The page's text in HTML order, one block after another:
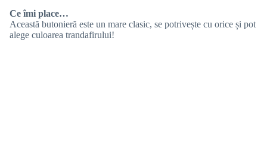
Ce îmi place…
Această butonieră este un mare clasic, se potrivește cu orice și pot
alege culoarea trandafirului!